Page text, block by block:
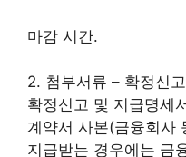
마감 시간.
2. 첨부서류 – 확정신
확정신고 및 지급명세
계약서 사본(금융회사
지급받는 경우에는 금